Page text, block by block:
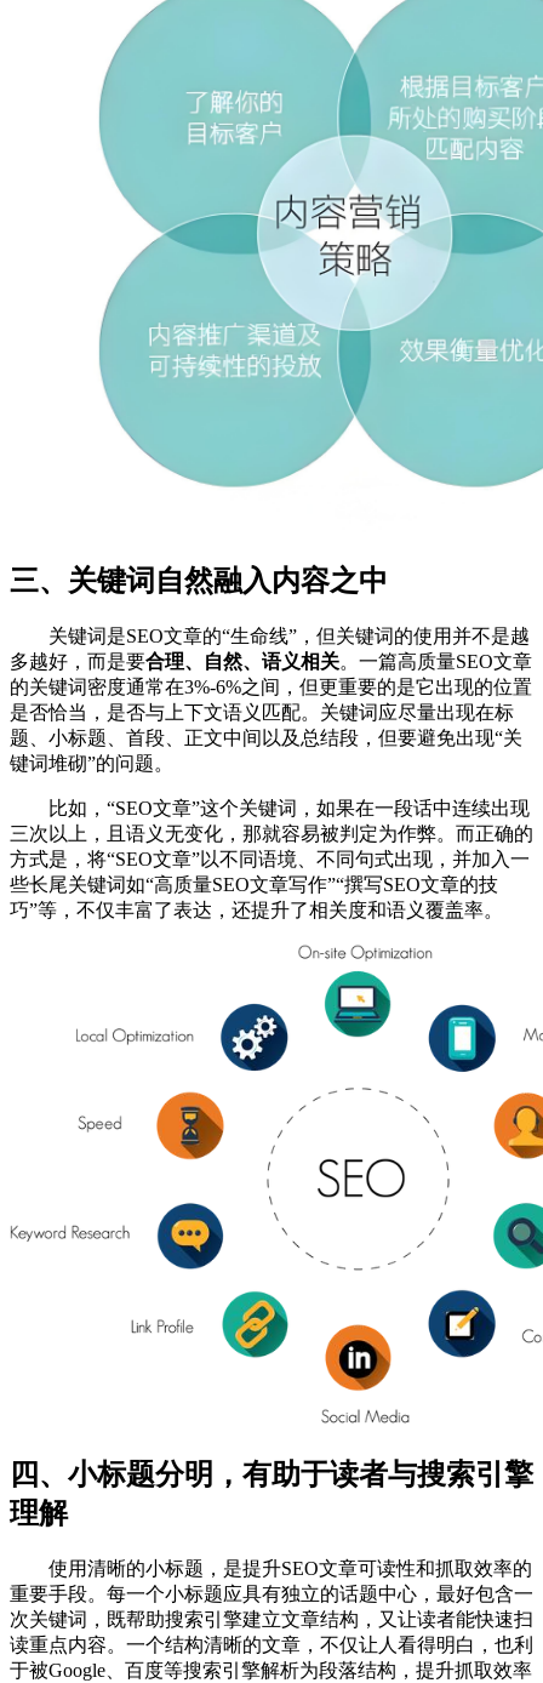
三、关键词自然融入内容之中
关键词是SEO文章的“生命线”，但关键词的使用并不是越
多越好，而是要合理、自然、语义相关。一篇高质量SEO文章
的关键词密度通常在3%-6%之间，但更重要的是它出现的位置
是否恰当，是否与上下文语义匹配。关键词应尽量出现在标
题、小标题、首段、正文中间以及总结段，但要避免出现“关
键词堆砌”的问题。
比如，“SEO文章”这个关键词，如果在一段话中连续出现
三次以上，且语义无变化，那就容易被判定为作弊。而正确的
方式是，将“SEO文章”以不同语境、不同句式出现，并加入一
些长尾关键词如“高质量SEO文章写作”“撰写SEO文章的技
巧”等，不仅丰富了表达，还提升了相关度和语义覆盖率。
四、小标题分明，有助于读者与搜索引擎
理解
使用清晰的小标题，是提升SEO文章可读性和抓取效率的
重要手段。每一个小标题应具有独立的话题中心，最好包含一
次关键词，既帮助搜索引擎建立文章结构，又让读者能快速扫
读重点内容。一个结构清晰的文章，不仅让人看得明白，也利
于被Google、百度等搜索引擎解析为段落结构，提升抓取效率